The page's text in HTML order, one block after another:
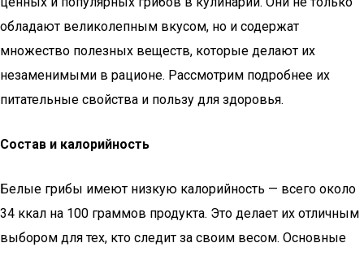
обладают великолепным вкусом, но и содержат
множество полезных веществ, которые делают их
незаменимыми в рационе. Рассмотрим подробнее их
питательные свойства и пользу для здоровья.
Состав и калорийность
Белые грибы имеют низкую калорийность — всего около
34 ккал на 100 граммов продукта. Это делает их отличным
выбором для тех, кто следит за своим весом. Основные